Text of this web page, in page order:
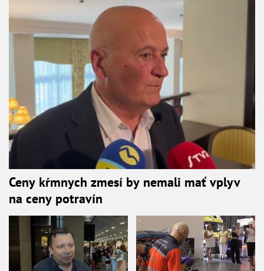
Ceny kŕmnych zmesí by nemali mať vplyv
na ceny potravín